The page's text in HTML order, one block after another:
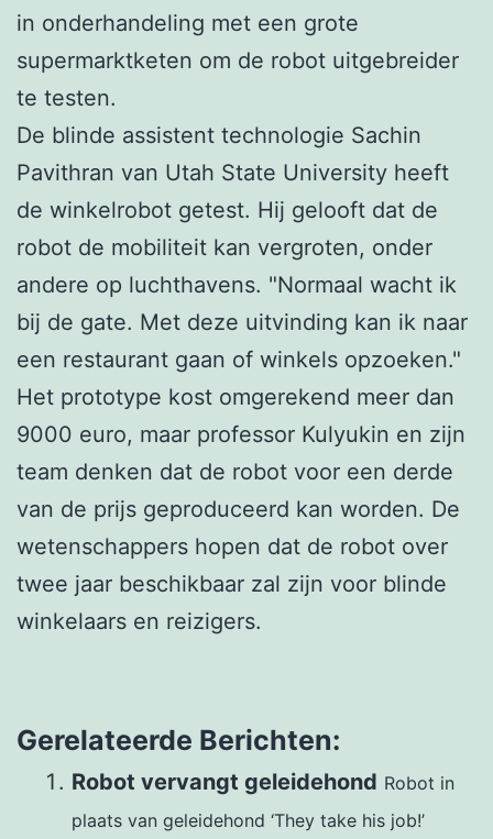
in onderhandeling met een grote
supermarktketen om de robot uitgebreider
te testen.
De blinde assistent technologie Sachin
Pavithran van Utah State University heeft
de winkelrobot getest. Hij gelooft dat de
robot de mobiliteit kan vergroten, onder
andere op luchthavens. "Normaal wacht ik
bij de gate. Met deze uitvinding kan ik naar
een restaurant gaan of winkels opzoeken."
Het prototype kost omgerekend meer dan
9000 euro, maar professor Kulyukin en zijn
team denken dat de robot voor een derde
van de prijs geproduceerd kan worden. De
wetenschappers hopen dat de robot over
twee jaar beschikbaar zal zijn voor blinde
winkelaars en reizigers.
Gerelateerde Berichten:
Robot vervangt geleidehond Robot in
plaats van geleidehond ‘They take his job!’